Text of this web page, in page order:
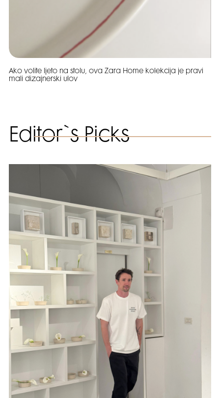
Ako volite ljeto na stolu, ova Zara Home kolekcija je pravi
mali dizajnerski ulov
Editor`s Picks